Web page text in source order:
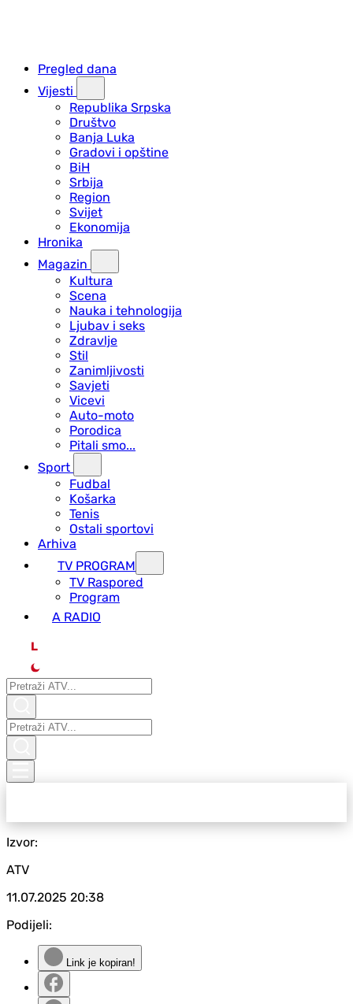
Pregled dana
Vijesti
Republika Srpska
Društvo
Banja Luka
Gradovi i opštine
BiH
Srbija
Region
Svijet
Ekonomija
Hronika
Magazin
Kultura
Scena
Nauka i tehnologija
Ljubav i seks
Zdravlje
Stil
Zanimljivosti
Savjeti
Vicevi
Auto-moto
Porodica
Pitali smo...
Sport
Fudbal
Košarka
Tenis
Ostali sportovi
Arhiva
TV PROGRAM
ТV Raspored
Program
A RADIO
L
Izvor:
ATV
11.07.2025 20:38
Podijeli:
Link je kopiran!